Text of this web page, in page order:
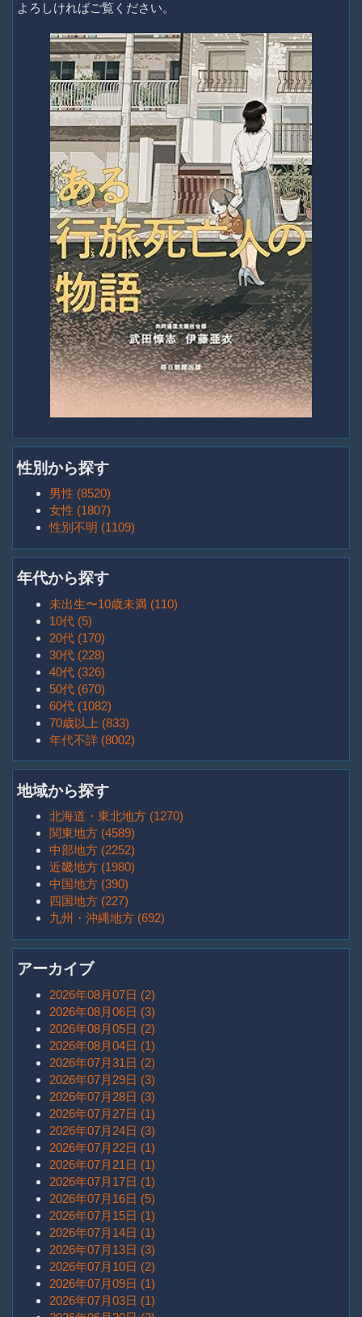
よろしければご覧ください。
性別から探す
男性 (8520)
女性 (1807)
性別不明 (1109)
年代から探す
未出生〜10歳未満 (110)
10代 (5)
20代 (170)
30代 (228)
40代 (326)
50代 (670)
60代 (1082)
70歳以上 (833)
年代不詳 (8002)
地域から探す
北海道・東北地方 (1270)
関東地方 (4589)
中部地方 (2252)
近畿地方 (1980)
中国地方 (390)
四国地方 (227)
九州・沖縄地方 (692)
アーカイブ
2026年08月07日 (2)
2026年08月06日 (3)
2026年08月05日 (2)
2026年08月04日 (1)
2026年07月31日 (2)
2026年07月29日 (3)
2026年07月28日 (3)
2026年07月27日 (1)
2026年07月24日 (3)
2026年07月22日 (1)
2026年07月21日 (1)
2026年07月17日 (1)
2026年07月16日 (5)
2026年07月15日 (1)
2026年07月14日 (1)
2026年07月13日 (3)
2026年07月10日 (2)
2026年07月09日 (1)
2026年07月03日 (1)